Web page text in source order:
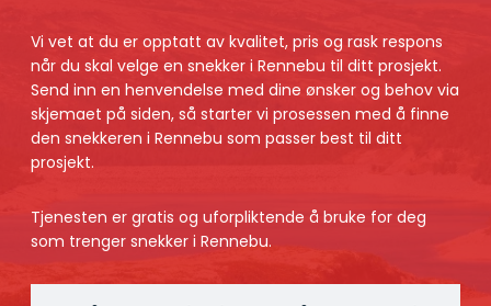
Vi vet at du er opptatt av kvalitet, pris og rask respons
når du skal velge en snekker i Rennebu til ditt prosjekt.
Send inn en henvendelse med dine ønsker og behov via
skjemaet på siden, så starter vi prosessen med å finne
den snekkeren i Rennebu som passer best til ditt
prosjekt.
Tjenesten er gratis og uforpliktende å bruke for deg
som trenger snekker i Rennebu.